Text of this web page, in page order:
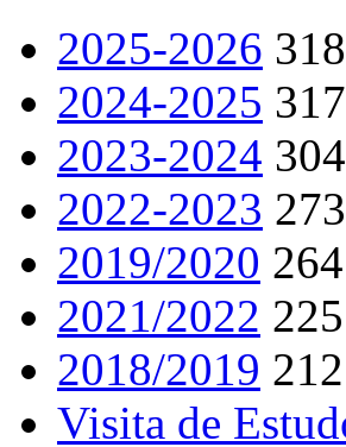
2025-2026 318
2024-2025 317
2023-2024 304
2022-2023 273
2019/2020 264
2021/2022 225
2018/2019 212
Visita de